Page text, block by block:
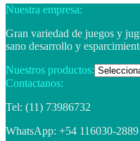
Nuestra empresa:
Gran variedad de juegos y
sano desarrollo y
Nuestros productos:
Contactanos:
Tel: (11) 73986732
WhatsApp: +54 116030-2889